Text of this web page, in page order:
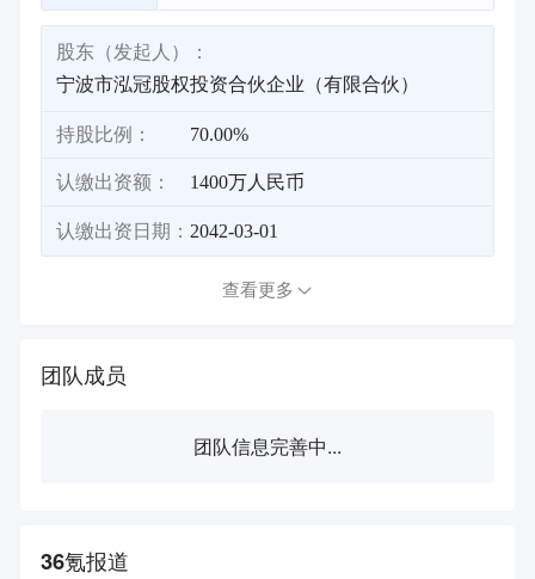
股东（发起人）：
宁波市泓冠股权投资合伙企业（有限合伙）
持股比例： 70.00%
认缴出资额： 1400万人民币
认缴出资日期： 2042-03-01
查看更多
团队成员
团队信息完善中...
36氪报道